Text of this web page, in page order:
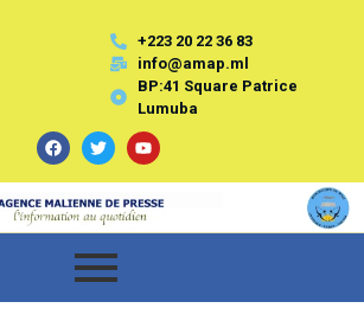
+223 20 22 36 83
info@amap.ml
BP:41 Square Patrice
Lumuba